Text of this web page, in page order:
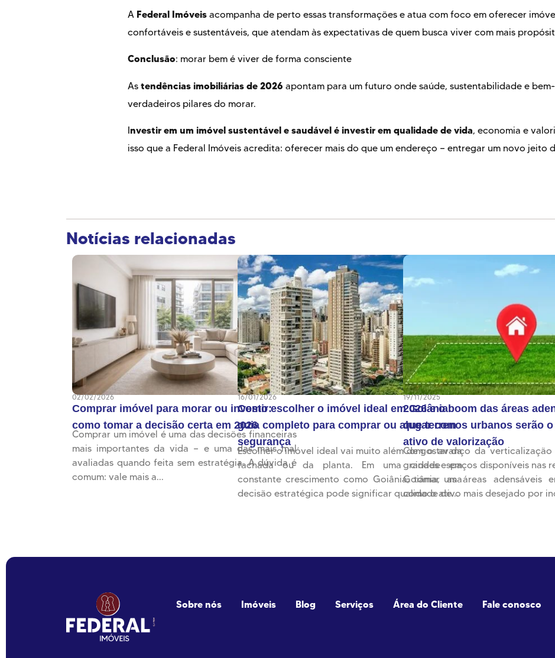
A Federal Imóveis acompanha de perto essas transformações e atua com foco em oferecer
confortáveis e sustentáveis, que atendam às expectativas de quem busca viver com mais
Conclusão: morar bem é viver de forma consciente
As tendências imobiliárias de 2026 apontam para um futuro onde saúde, sustentabilidade e
verdadeiros pilares do morar.
Investir em um imóvel sustentável e saudável é investir em qualidade de vida, economia e
isso que a Federal Imóveis acredita: oferecer mais do que um endereço — entregar um novo jeito
Notícias relacionadas
02/02/2026
Comprar imóvel para morar ou investir:
como tomar a decisão certa em 2026
Comprar um imóvel é uma das decisões financeiras
mais importantes da vida — e uma das mais mal
avaliadas quando feita sem estratégia. A dúvida é
comum: vale mais a...
16/01/2026
Como escolher o imóvel ideal em Goiânia:
guia completo para comprar ou alugar com
segurança
Escolher o imóvel ideal vai muito além de gostar da
fachada ou da planta. Em uma cidade em
constante crescimento como Goiânia, tomar uma
decisão estratégica pode significar qualidade de...
19/11/2025
2026 e o boom das áreas
que terrenos urbanos serão
ativo de valorização
Com o avanço da
grandes espaços disponíveis nas
Goiânia, as áreas adensáveis
como o ativo mais desejado por
Sobre nós Imóveis Blog Serviços Área do Cliente Fale conosco